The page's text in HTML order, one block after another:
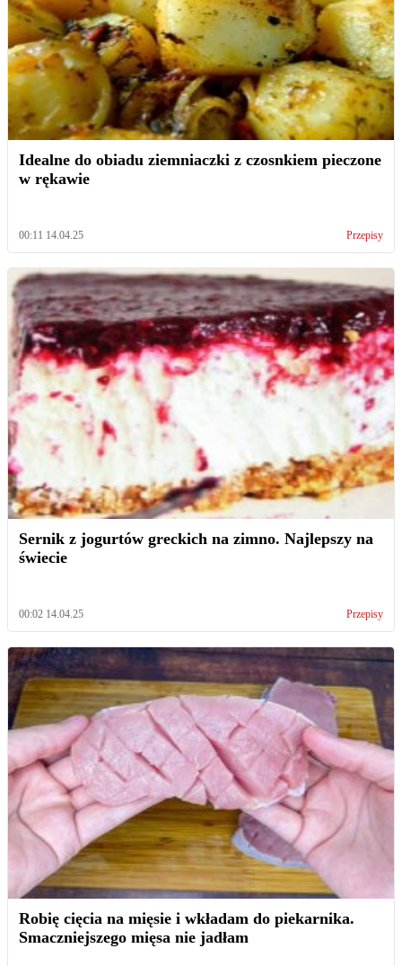
Idealne do obiadu ziemniaczki z czosnkiem pieczone
w rękawie
00:11 14.04.25 Przepisy
Sernik z jogurtów greckich na zimno. Najlepszy na
świecie
00:02 14.04.25 Przepisy
Robię cięcia na mięsie i wkładam do piekarnika.
Smaczniejszego mięsa nie jadłam